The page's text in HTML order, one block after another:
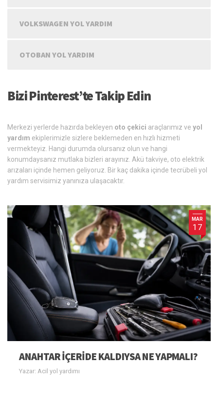
VOLKSWAGEN YOL YARDIM
OTOBAN YOL YARDIM
Bizi Pinterest’te Takip Edin
Merkezi yerlerde hazırda bekleyen oto çekici araçlarımız ve yol
yardım ekiplerimizle sizlere beklemeden en hızlı hizmeti
vermekteyiz. Hangi durumda olursanız olun ve hangi
konumdaysanız mutlaka bizleri arayınız. Akü takviye, oto elektrik
arızaları içinde hemen geliyoruz. Bir kaç dakika içinde tecrübeli yol
yardım servisimiz yanınıza ulaşacaktır.
MAR
17
ANAHTAR IÇERIDE KALDIYSA NE YAPMALI?
Yazar: Acil yol yardımı